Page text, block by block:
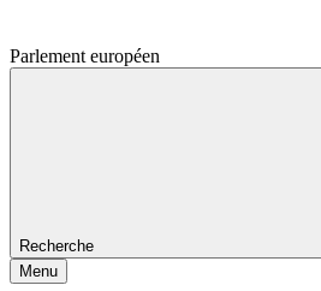
Parlement européen
Recherche
Menu